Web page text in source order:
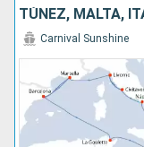
Carnival Sunshine